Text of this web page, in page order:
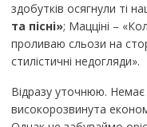
здобутків осягнули ті
та пісні»; Мацціні –
проливаю сльози на
стилістичні недогляди».
Відразу уточнюю.
високорозвинута